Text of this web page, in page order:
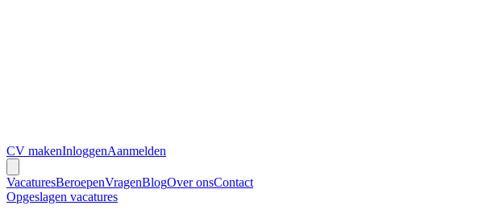
CV makenInloggenAanmelden
VacaturesBeroepenVragenBlogOver onsContact
Opgeslagen vacatures